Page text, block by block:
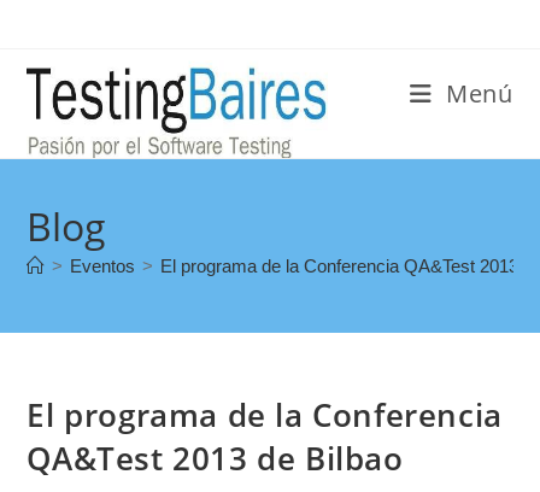
Menú
Blog
> Eventos > El programa de la Conferencia QA&Test 2013
El programa de la Conferencia
QA&Test 2013 de Bilbao